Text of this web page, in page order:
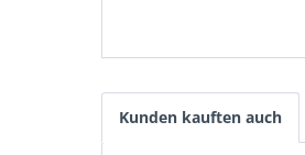
Kunden kauften auch